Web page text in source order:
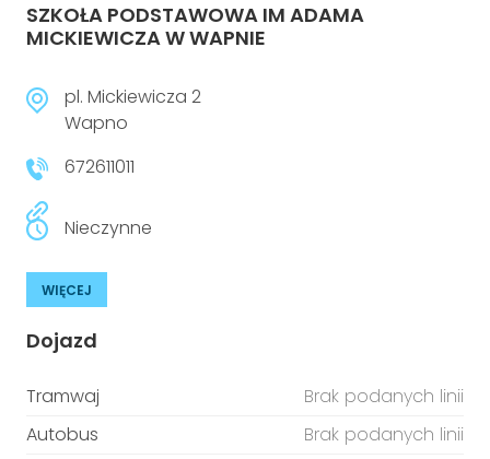
SZKOŁA PODSTAWOWA IM ADAMA
MICKIEWICZA W WAPNIE
pl. Mickiewicza 2
Wapno
672611011
Nieczynne
WIĘCEJ
Dojazd
Tramwaj
Brak podanych linii
Autobus
Brak podanych linii